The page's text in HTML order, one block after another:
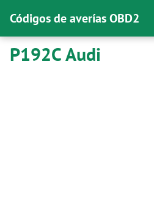
Códigos de averías OBD2
P192C Audi